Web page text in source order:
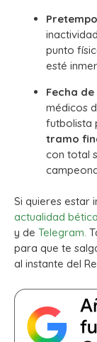
punto
esté
Fecha
médicos
futbolista
tramo
con total
Si quieres estar
actualidad bética
y de Telegram.
para que te
al instante del